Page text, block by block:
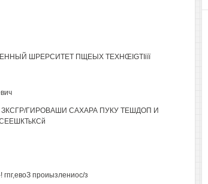
ШРЕРСИТЕТ ПЩЕЫХ TEXHŒIGTIiïï
ГИРОВАШИ САХАРА ПУКУ ТЕШДОП И
проиызлениос/з